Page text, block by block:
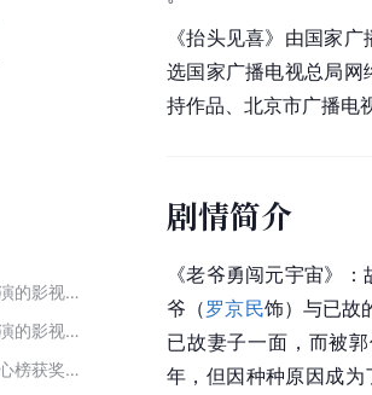
姜宏波参演的影视作品
龚蓓苾参演的影视作品
第六届初心榜获奖名单
《抬头见喜》由国家
选国家广播电视总局网
持作品、北京市广播电
剧情简介
《老爷勇闯元宇宙》
爷（罗京民饰）与已故
已故妻子一面，而被
年，但因种种原因成为